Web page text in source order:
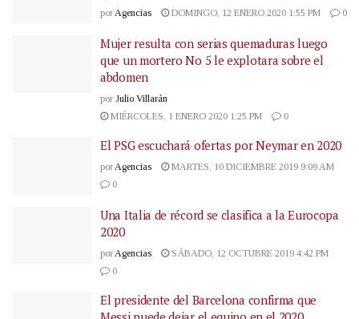
por Agencias DOMINGO, 12 ENERO 2020 1:55 PM 0
Mujer resulta con serias quemaduras luego
que un mortero No 5 le explotara sobre el
abdomen
por Julio Villarán
MIÉRCOLES, 1 ENERO 2020 1:25 PM
0
El PSG escuchará ofertas por Neymar en 2020
porAgencias
MARTES, 10 DICIEMBRE 2019 9:09 AM
0
Una Italia de récord se clasifica a la Eurocopa
2020
por Agencias
SÁBADO, 12 OCTUBRE 2019 4:42 PM
0
El presidente del Barcelona confirma que